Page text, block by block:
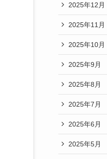
2025年12月
2025年11月
2025年10月
2025年9月
2025年8月
2025年7月
2025年6月
2025年5月